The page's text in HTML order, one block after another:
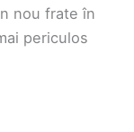
nou frate în
periculos